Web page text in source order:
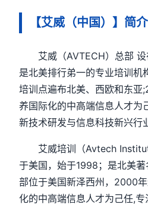
【艾威（中国）】简介
艾威（AVTECH）总部 设
是北美排行弟一的专业培训机
培训点遍布北美、西欧和东
养国际化的中高端信息人才为
新技术研发与信息科技新兴行
艾威培训（Avtech
于美国，始于1998；是北美
部位于美国新泽西州，2000
化的中高端信息人才为己任,